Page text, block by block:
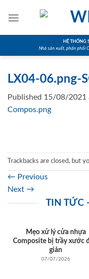
HỆ THỐNG
Nhà sản xuất, phân phối
LX04-06.png-
Published 15/08/2021
Compos.png
Trackbacks are closed, but
← Previous
Next →
TIN TỨC
Mẹo xử lý cửa nhựa
Composite bị trầy xước
giản
07/07/2026